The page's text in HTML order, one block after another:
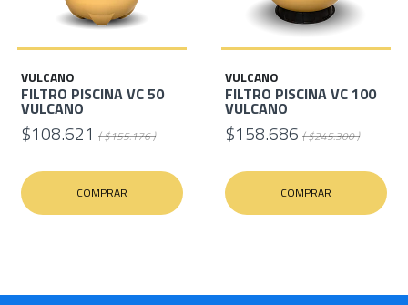
VULCANO
FILTRO PISCINA VC 50
VULCANO
$108.621 ( $155.176 )
COMPRAR
VULCANO
FILTRO PISCINA VC 100
VULCANO
$158.686 ( $245.300 )
COMPRAR